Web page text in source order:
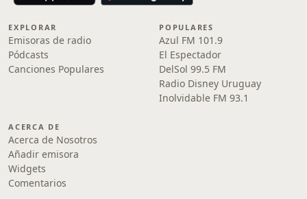
EXPLORAR
Emisoras de radio
Pódcasts
Canciones Populares
POPULARES
Azul FM 101.9
El Espectador
DelSol 99.5 FM
Radio Disney Uruguay
Inolvidable FM 93.1
ACERCA DE
Acerca de Nosotros
Añadir emisora
Widgets
Comentarios